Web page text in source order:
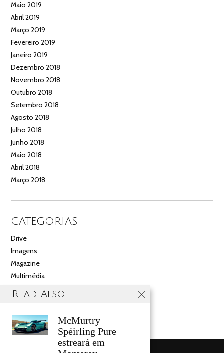
Maio 2019
Abril 2019
Março 2019
Fevereiro 2019
Janeiro 2019
Dezembro 2018
Novembro 2018
Outubro 2018
Setembro 2018
Agosto 2018
Julho 2018
Junho 2018
Maio 2018
Abril 2018
Março 2018
CATEGORIAS
Drive
Imagens
Magazine
Multimédia
Noticias
Videos
Read Also
McMurtry
Spéirling Pure
estreará em